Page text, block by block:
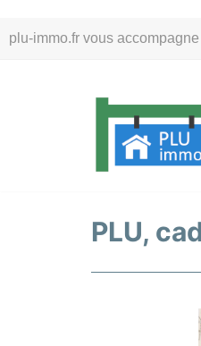
plu-immo.fr vous
au
PLU,